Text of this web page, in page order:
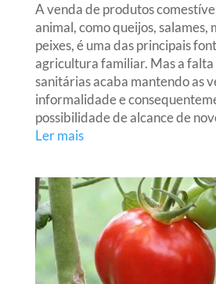
A venda de produtos
animal, como queijos, salames,
peixes, é uma das principais
agricultura familiar. Mas a
sanitárias acaba mantendo as
informalidade e
possibilidade de alcance de
Ler mais